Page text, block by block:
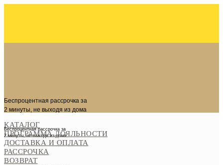
Беспроцентная рассрочка за
2 минуты, не выходя из дома
Беспроцентная рассрочка за
2 минуты, не выходя из дома
КАТАЛОГ
ПРОГРАММА ЛОЯЛЬНОСТИ
ДОСТАВКА И ОПЛАТА
РАССРОЧКА
ВОЗВРАТ